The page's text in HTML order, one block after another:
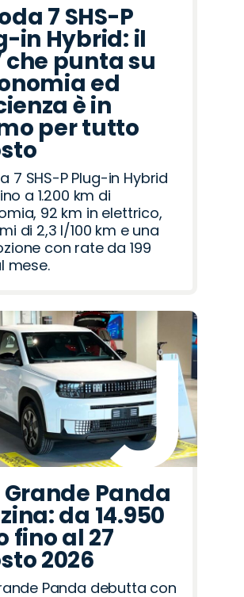
7 SHS-P
in Hybrid: il
che punta su
ed
è in
per tutto
7 SHS-P Plug-in Hybrid
a 1.200 km di
92 km in elettrico,
di 2,3 l/100 km e una
con rate da 199
mese.
Grande Panda
da 14.950
fino al 27
2026
Panda debutta con